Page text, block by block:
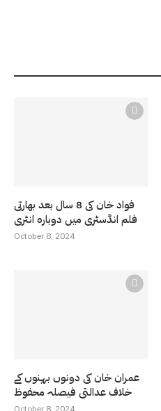
فواد خان کی 8 سال بعد بھارتی
فلم انڈسٹری میں دوبارہ انٹری
October 8, 2024
عمران خان کی دونوں بہنوں کے
خلاف عدالتی فیصلہ محفوظ